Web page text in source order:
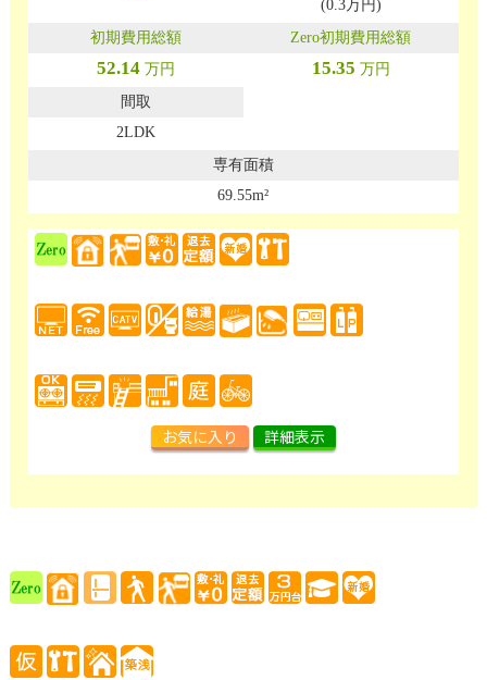
(0.3万円)
52.14 万円 15.35 万円
2LDK
69.55m²
お気に入り 詳細表示